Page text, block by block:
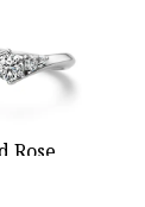
Rose